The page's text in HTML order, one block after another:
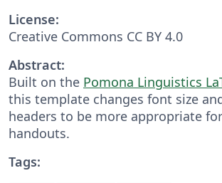
License:
Creative Commons CC BY 4.0
Abstract:
Built on the Pomona Linguistics
this template changes font size
headers to be more appropriate
handouts.
Tags: